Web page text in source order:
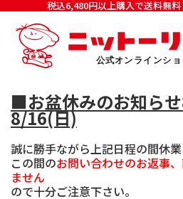
税込6,480円以上購入で送料無
■お盆休みのお知ら
8/16(日)
誠に勝手ながら上記日程の間休業
この間のお問い合わせのお返事
ません
ので十分ご注意下さい。